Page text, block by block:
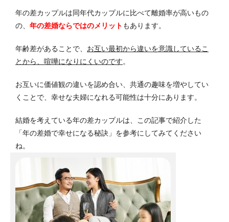
年の差カップルは同年代カップルに比べて離婚率が高いもの
の、 年の差婚ならではのメリット もあります。
年齢差があることで、 お互い最初から違いを意識しているこ
とから、喧嘩になりにくいのです。
お互いに価値観の違いを認め合い、共通の趣味を増やしてい
くことで、幸せな夫婦になれる可能性は十分にあります。
結婚を考えている年の差カップルは、この記事で紹介した
「年の差婚で幸せになる秘訣」を参考にしてみてください
ね。